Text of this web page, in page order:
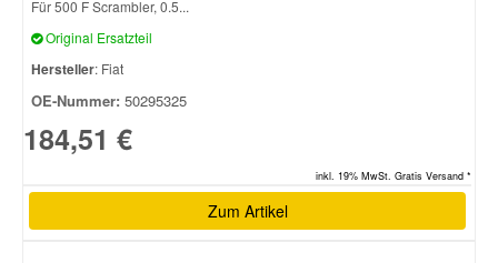
Für 500 F Scrambler, 0.5...
Original Ersatzteil
Hersteller: Fiat
OE-Nummer: 50295325
184,51 €
inkl. 19% MwSt. Gratis Versand *
Zum Artikel